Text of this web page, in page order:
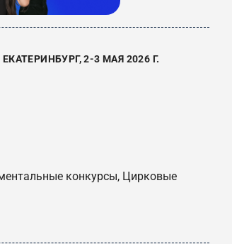
2-3 МАЯ 2026 Г.
конкурсы, Цирковые